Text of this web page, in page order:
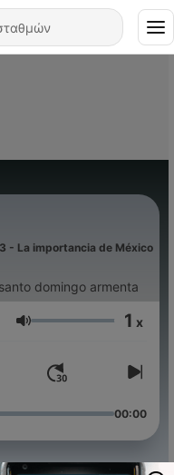
3 - La importancia de México
domingo armenta
Ένταση 1 x
00:00